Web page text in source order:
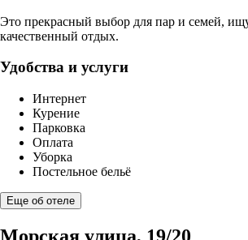
Это прекрасный выбор для пар и семей,
качественный отдых.
Удобства и услуги
Интернет
Курение
Парковка
Оплата
Уборка
Постельное бельё
Еще об отеле